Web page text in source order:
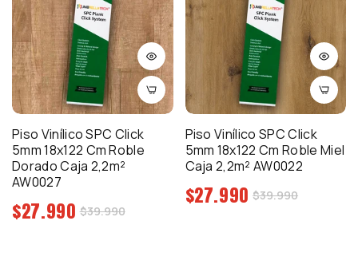
Piso Vinílico SPC Click
5mm 18x122 Cm Roble
Dorado Caja 2,2m²
AW0027
Precio
regular
$27.990Precio
$39.990
Piso Vinílico SPC Click
5mm 18x122 Cm Roble Miel
Caja 2,2m² AW0022
Precio
regular
$27.990 Precio
$39.990